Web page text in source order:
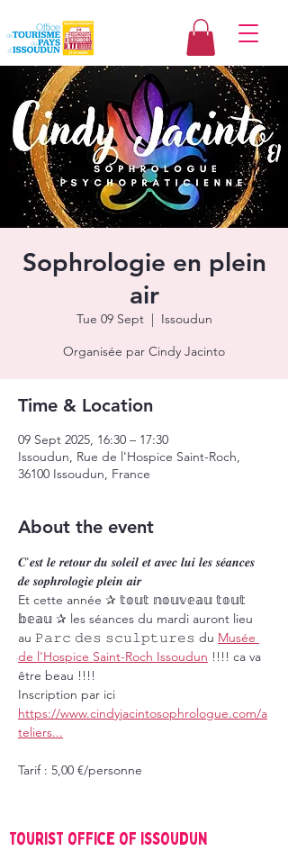
Sophrologie en plein
air
Tue 09 Sept
  |
Issoudun
Organisée par Cindy Jacinto
Time & Location
09 Sept 2025, 16:30 – 17:30
Issoudun, Rue de l'Hospice Saint-Roch,
36100 Issoudun, France
About the event
𝑪'𝒆𝒔𝒕 𝒍𝒆 𝒓𝒆𝒕𝒐𝒖𝒓 𝒅𝒖 𝒔𝒐𝒍𝒆𝒊𝒍 𝒆𝒕 𝒂𝒗𝒆𝒄 𝒍𝒖𝒊 𝒍𝒆𝒔 𝒔𝒆́𝒂𝒏𝒄𝒆𝒔
𝒅𝒆 𝒔𝒐𝒑𝒉𝒓𝒐𝒍𝒐𝒈𝒊𝒆 𝒑𝒍𝒆𝒊𝒏 𝒂𝒊𝒓
Et cette année ✰ 𝕥𝕠𝕦𝕥 𝕟𝕠𝕦𝕧𝕖𝕒𝕦 𝕥𝕠𝕦𝕥
𝕓𝕖𝕒𝕦 ✰ les séances du mardi auront lieu
au 𝙿𝚊𝚛𝚌 𝚍𝚎𝚜 𝚜𝚌𝚞𝚕𝚙𝚝𝚞𝚛𝚎𝚜 du Musée
de l'Hospice Saint-Roch Issoudun !!!! ca va
être beau !!!!
Inscription par ici
https://www.cindyjacintosophrologue.com/a
teliers...
Tarif : 5,00 €/personne
Tourist office of Issoudun